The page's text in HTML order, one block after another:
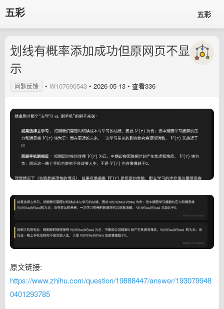
五彩 五彩
划线有概率添加成功但原网页不显
示
问题反馈 • W107690543 • 2026-05-13 • 查看336
原文链接:
https://www.zhihu.com/question/19888447/answer/193079948
0401293785